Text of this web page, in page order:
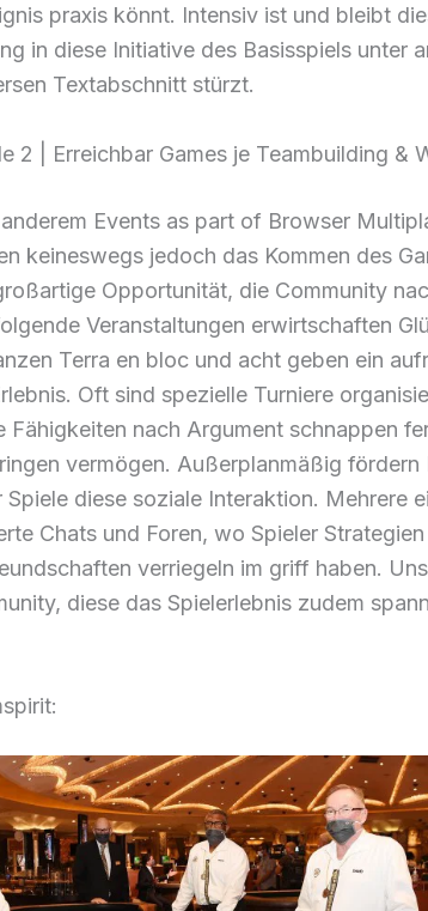
praxis könnt. Intensiv ist und bleibt
in diese Initiative des Basisspiels unter
Textabschnitt stürzt.
2 | Erreichbar Games je Teambuilding &
Events as part of Browser
keineswegs jedoch das Kommen des
Opportunität, die Community
Veranstaltungen erwirtschaften
Terra en bloc und acht geben ein
Oft sind spezielle Turniere
Fähigkeiten nach Argument schnappen
vermögen. Außerplanmäßig fördern
diese soziale Interaktion. Mehrere
Chats und Foren, wo Spieler Strategien
verriegeln im griff haben.
diese das Spielerlebnis zudem